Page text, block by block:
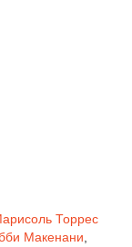
Торрес
Макенани